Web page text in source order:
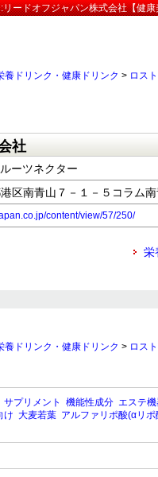
ードオフジャパン株式会社【健
養ドリンク・健康ドリンク > ロス
社
ーツネクター
区南青山７－１－５コラム
content/view/57/250/
栄
養ドリンク・健康ドリンク > ロス
サプリメント 機能性成分 エステ
け 大麦若葉 アルファリポ酸(αリポ